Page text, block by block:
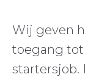
Wij geven
toegang tot
startersjob.